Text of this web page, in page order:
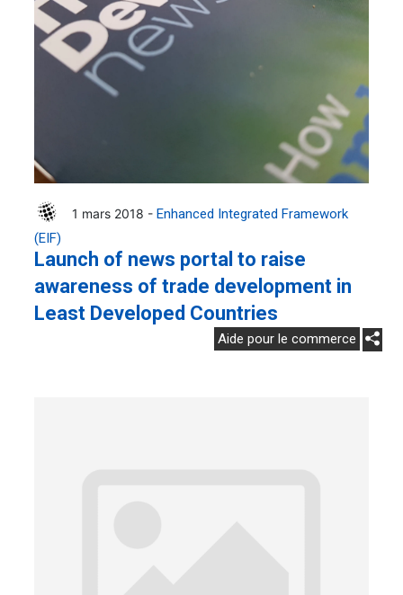
1 mars 2018 - Enhanced Integrated Framework
(EIF)
Launch of news portal to raise
awareness of trade development in
Least Developed Countries
Aide pour le commerce